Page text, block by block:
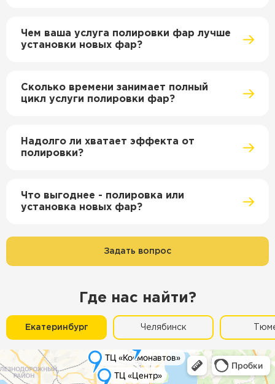
Чем ваша услуга полировки фар лучше
установки новых фар?
Сколько времени занимает полный
цикл услуги полировки фар?
Надолго ли хватает эффекта от
полировки?
Что выгоднее - полировка или
установка новых фар?
Задать вопрос
Где нас найти?
Екатеринбург Челябинск